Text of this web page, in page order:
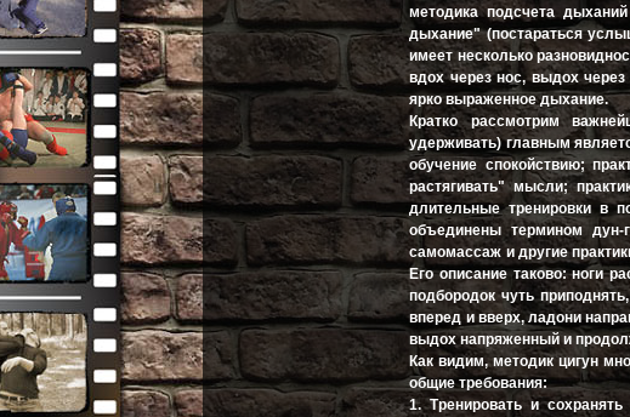
методика подсчета
дыхание" (постараться
имеет несколько
вдох через нос, выдох
ярко выраженное дыхание.
Кратко рассмотрим
удерживать) главным
обучение спокойствию;
растягивать" мысли;
длительные тренировки в
объединены термином дун-
самомассаж и другие
Его описание таково: ноги
подбородок чуть
вперед и вверх, ладони
выдох напряженный и
Как видим, методик цигун
общие требования:
1. Тренировать и